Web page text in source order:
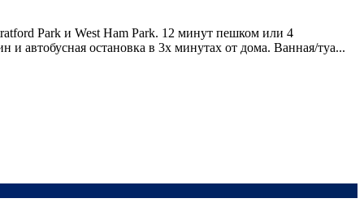
Park и West Ham Park. 12 минут пешком или 4
и автобусная остановка в 3х минутах от дома. Ванная/туа...